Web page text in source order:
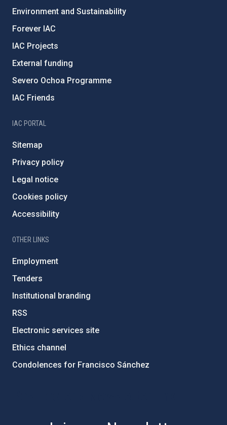
Environment and Sustainability
Forever IAC
IAC Projects
External funding
Severo Ochoa Programme
IAC Friends
IAC PORTAL
Sitemap
Privacy policy
Legal notice
Cookies policy
Accessibility
OTHER LINKS
Employment
Tenders
Institutional branding
RSS
Electronic services site
Ethics channel
Condolences for Francisco Sánchez